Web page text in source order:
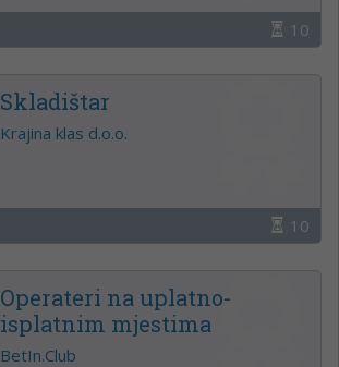
10
Skladištar
Krajina klas d.o.o.
10
Operateri na uplatno-
isplatnim mjestima
BetIn.Club